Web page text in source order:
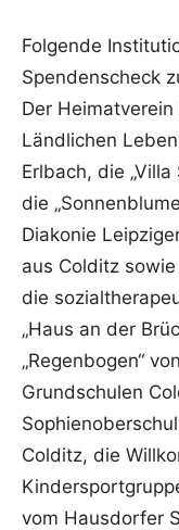
Folgende
Spendenscheck
Der
Ländlichen
Erlbach, die
die
Diakonie
aus Colditz sowie
die
„Haus an der
„Regenbogen“
Grundschulen
Colditz, die
vom Hausdorfer